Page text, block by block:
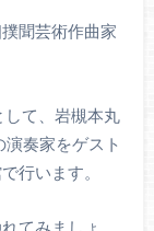
聞芸術作曲家
て、岩槻本丸
奏家をゲスト
行います。
てみましょ